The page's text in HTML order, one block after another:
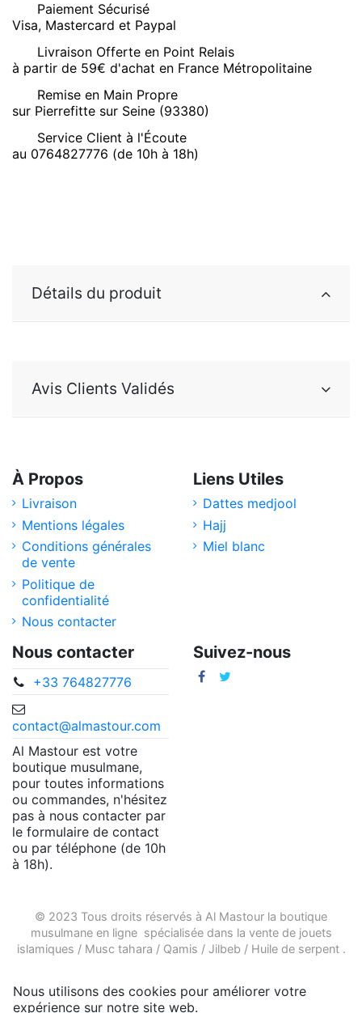
Paiement Sécurisé
Visa, Mastercard et Paypal
Livraison Offerte en Point Relais
à partir de 59€ d'achat en France Métropolitaine
Remise en Main Propre
sur Pierrefitte sur Seine (93380)
Service Client à l'Écoute
au 0764827776 (de 10h à 18h)
Détails du produit
Avis Clients Validés
À Propos
Livraison
Mentions légales
Conditions générales
de vente
Politique de
confidentialité
Nous contacter
Liens Utiles
Dattes medjool
Hajj
Miel blanc
Nous contacter
+33 764827776
contact@almastour.com
Al Mastour est votre
boutique musulmane,
pour toutes informations
ou commandes, n'hésitez
pas à nous contacter par
le formulaire de contact
ou par téléphone (de 10h
à 18h).
Suivez-nous
© 2023 Tous droits réservés à Al Mastour la boutique
musulmane en lignespécialisée dans la vente de jouets
islamiques / Musc tahara / Qamis / Jilbeb / Huile de serpent.
Nous utilisons des cookies pour améliorer votre
expérience sur notre site web.